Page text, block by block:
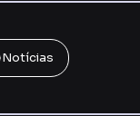
Notícias